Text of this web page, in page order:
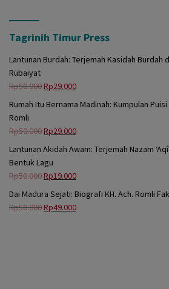
Tagrinih Timur Press
Lantunan Burdah: Terjemah Kasidah Burdah
Rubaiyat
Rp50.000Harga
Rp29.000Harga
Rp29.000.
Rumah Itu Bernama Madinah: Kumpulan
Romli
Rp50.000Harga
aslinya
Rp50.000.
Rp29.000Harga
Rp29.000.
Lantunan Akidah Awam: Terjemah Nazam
Bentuk Lagu
Rp50.000Harga
aslinya
adalah:
Rp50.000.
Rp19.000Harga
saat
adalah:
Dai Madura Sejati: Biografi KH. Ach. Romli
Rp50.000Harga
Rp49.000Harga